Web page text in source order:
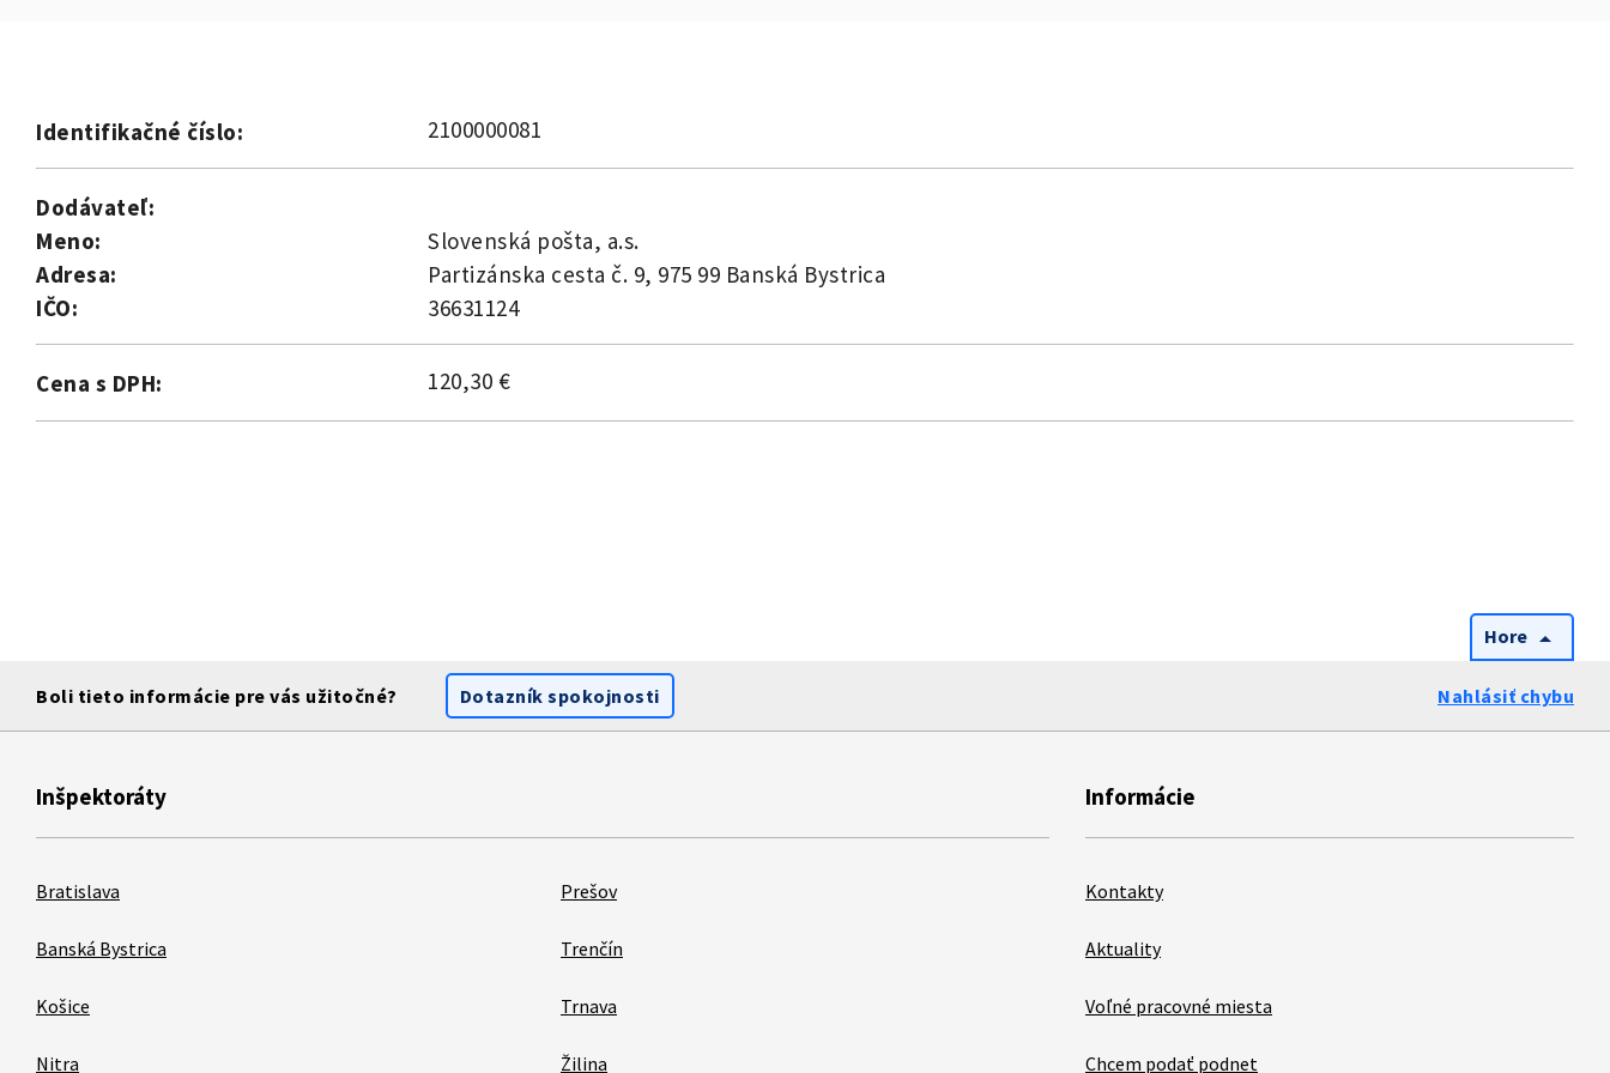
Identifikačné číslo: 2100000081
Dodávateľ:
Meno:
Slovenská pošta, a.s.
Adresa:
Partizánska cesta č. 9, 975 99 Banská Bystrica
IČO:
36631124
Cena s DPH: 120,30 €
Hore arrow_drop_up
Boli tieto informácie pre vás užitočné? Dotazník spokojnosti Nahlásiť chybu
Inšpektoráty
Bratislava
Banská Bystrica
Košice
Nitra
Prešov
Trenčín
Trnava
Žilina
Informácie
Kontakty
Aktuality
Voľné pracovné miesta
Chcem podať podnet